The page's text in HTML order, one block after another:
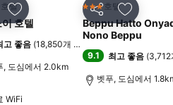
즐겨찾기에 추가
호텔
호텔
고 좋음 (18,850개 평점
, 도심에서 2.0km
WiFi
공유 즐겨찾기
3 성급호텔
Beppu Hatto
Nono Beppu
9.1 최고 좋음 (3,712
벳푸, 도심에서